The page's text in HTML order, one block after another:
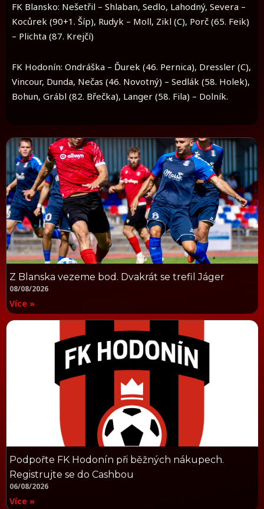
FK Blansko: Nešetřil – Shlaban, Sedlo, Lahodný, Severa –
Kocůrek (90+1. Šíp), Rudyk – Moll, Zikl (C), Porč (65. Feik)
– Plichta (87. Krejčí)
FK Hodonín: Ondráška – Ďurek (46. Pernica), Dressler (C),
Vincour, Dunda, Nečas (46. Novotný) – Sedlák (58. Holek),
Bohun, Grábl (82. Břečka), Langer (58. Fila) – Dolník.
Z Blanska vezeme bod. Dvakrát se trefil Jáger
08/08/2026
Více »
Podpořte FK Hodonín při běžných nákupech.
Registrujte se do Cashbou
06/08/2026
Více »